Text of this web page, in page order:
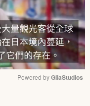
Powered by GliaStudios